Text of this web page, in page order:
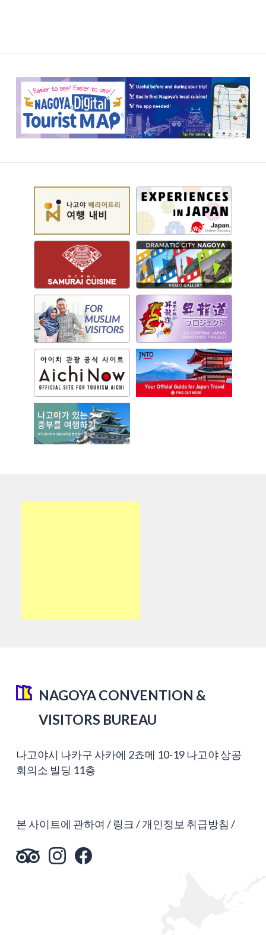
NAGOYA CONVENTION &
VISITORS BUREAU
나고야시 나카구 사카에 2쵸메 10-19 나고야 상공
회의소 빌딩 11층
본 사이트에 관하여 링크 개인정보 취급방침